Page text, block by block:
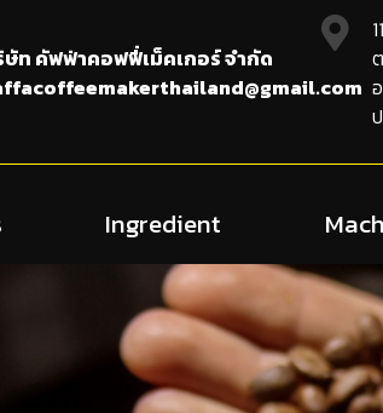
ษัท คัฟฟ่าคอฟฟี่เม็คเกอร์ จำกัด
Ingredient